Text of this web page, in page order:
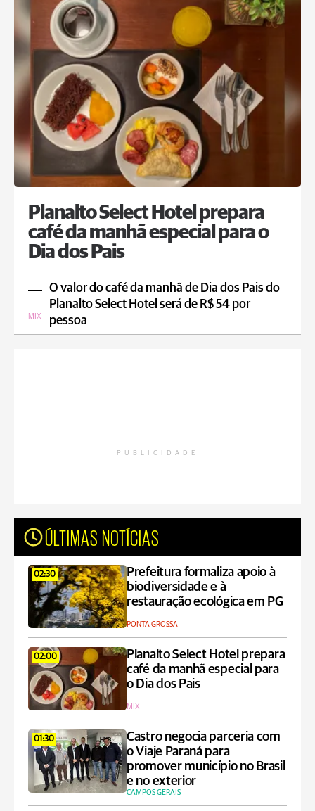
Planalto Select Hotel prepara
café da manhã especial para o
Dia dos Pais
O valor do café da manhã de Dia dos Pais do
Planalto Select Hotel será de R$ 54 por
pessoa
MIX
PUBLICIDADE
ÚLTIMAS NOTÍCIAS
02:30
Prefeitura formaliza apoio à
biodiversidade e à
restauração ecológica em PG
PONTA GROSSA
02:00
Planalto Select Hotel prepara
café da manhã especial para
o Dia dos Pais
MIX
01:30
Castro negocia parceria com
o Viaje Paraná para
promover município no Brasil
e no exterior
CAMPOS GERAIS